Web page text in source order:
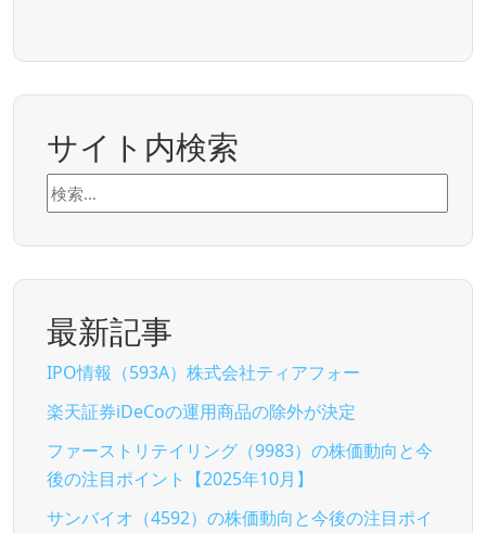
サイト内検索
検
索:
最新記事
IPO情報（593A）株式会社ティアフォー
楽天証券iDeCoの運用商品の除外が決定
ファーストリテイリング（9983）の株価動向と今
後の注目ポイント【2025年10月】
サンバイオ（4592）の株価動向と今後の注目ポイ